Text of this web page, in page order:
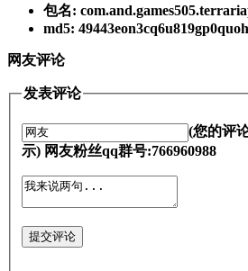
包名:
md5:
网友评论
发表评论
(您的评
示) 网友粉丝qq群号:766960988
提交评论